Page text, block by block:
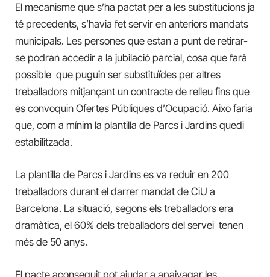
El mecanisme que s’ha pactat per a les substitucions ja
té precedents, s’havia fet servir en anteriors mandats
municipals. Les persones que estan a punt de retirar-
se podran accedir a la jubilació parcial, cosa que farà
possible que puguin ser substituïdes per altres
treballadors mitjançant un contracte de relleu fins que
es convoquin Ofertes Públiques d’Ocupació. Aixo faria
que, com a mínim la plantilla de Parcs i Jardins quedi
estabilitzada.
La plantilla de Parcs i Jardins es va reduir en 200
treballadors durant el darrer mandat de CiU a
Barcelona. La situació, segons els treballadors era
dramàtica, el 60% dels treballadors del servei tenen
més de 50 anys.
El pacte aconseguit pot ajudar a apaivagar les